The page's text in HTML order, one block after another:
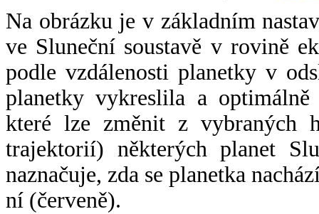
Na obrázku je v základním
ve Sluneční soustavě v rovině
podle vzdálenosti planetky v
planetky vykreslila a
které lze změnit z vybraných
trajektorií) některých planet
naznačuje, zda se planetka
ní (červeně).